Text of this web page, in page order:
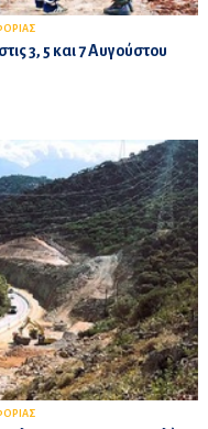
3, 5 και 7 Αυγούστου